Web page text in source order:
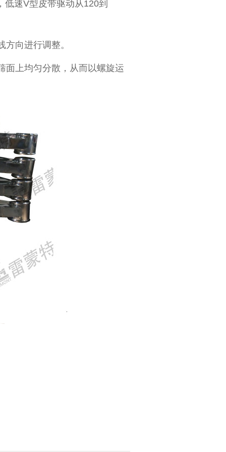
速V型皮带驱动从120到
向进行调整。
面上均匀分散，从而以螺旋运